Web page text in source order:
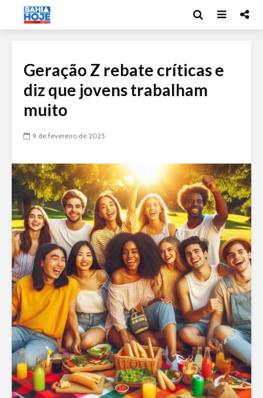
Geração Z rebate críticas e
diz que jovens trabalham
muito
9 de fevereiro de 2025